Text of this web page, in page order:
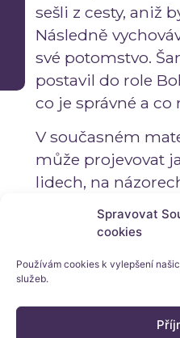
Spravovat
cookies
Používám cookies k vylepšení
služeb.
sešli z cesty, aniž
Následně
své potomstvo.
postavil do role
co je správné a co
V současném
může projevovat
lidech, na
– co si o tom druzí
přílišné zjišťování
lidí apod.
Neumějí
boží vedení, svou